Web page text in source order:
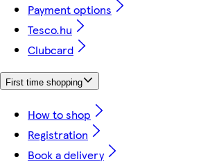
Payment options
Tesco.hu
Clubcard
First time shopping
How to shop
Registration
Book a delivery